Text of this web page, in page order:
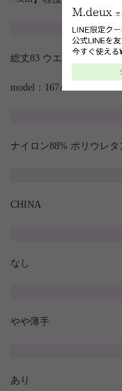
総丈83 ウエスト(ゴム)61
model：167㎝
ナイロン88% ポリウレタ
CHINA
なし
やや薄手
あり